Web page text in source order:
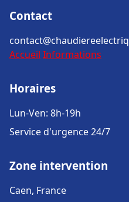
Contact
Accueil Informations
Horaires
Lun-Ven: 8h-19h
Service d'urgence 24/7
Zone intervention
Caen, France